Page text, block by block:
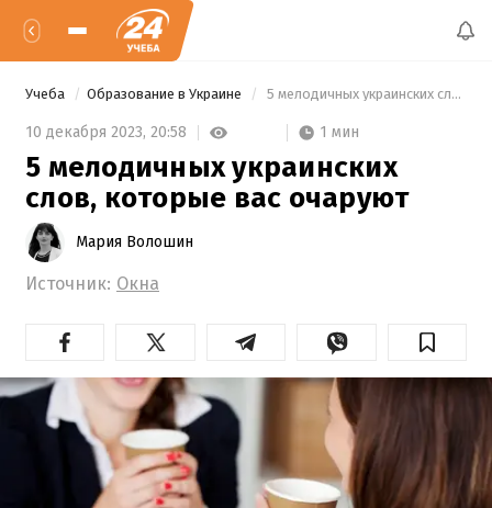
Учеба Образование в Украине 5 мелодичных украинских слов, которые вас очаруют
10 декабря 2023, 20:58 1 мин
5 мелодичных украинских
слов, которые вас очаруют
Мария Волошин
Источник: Окна